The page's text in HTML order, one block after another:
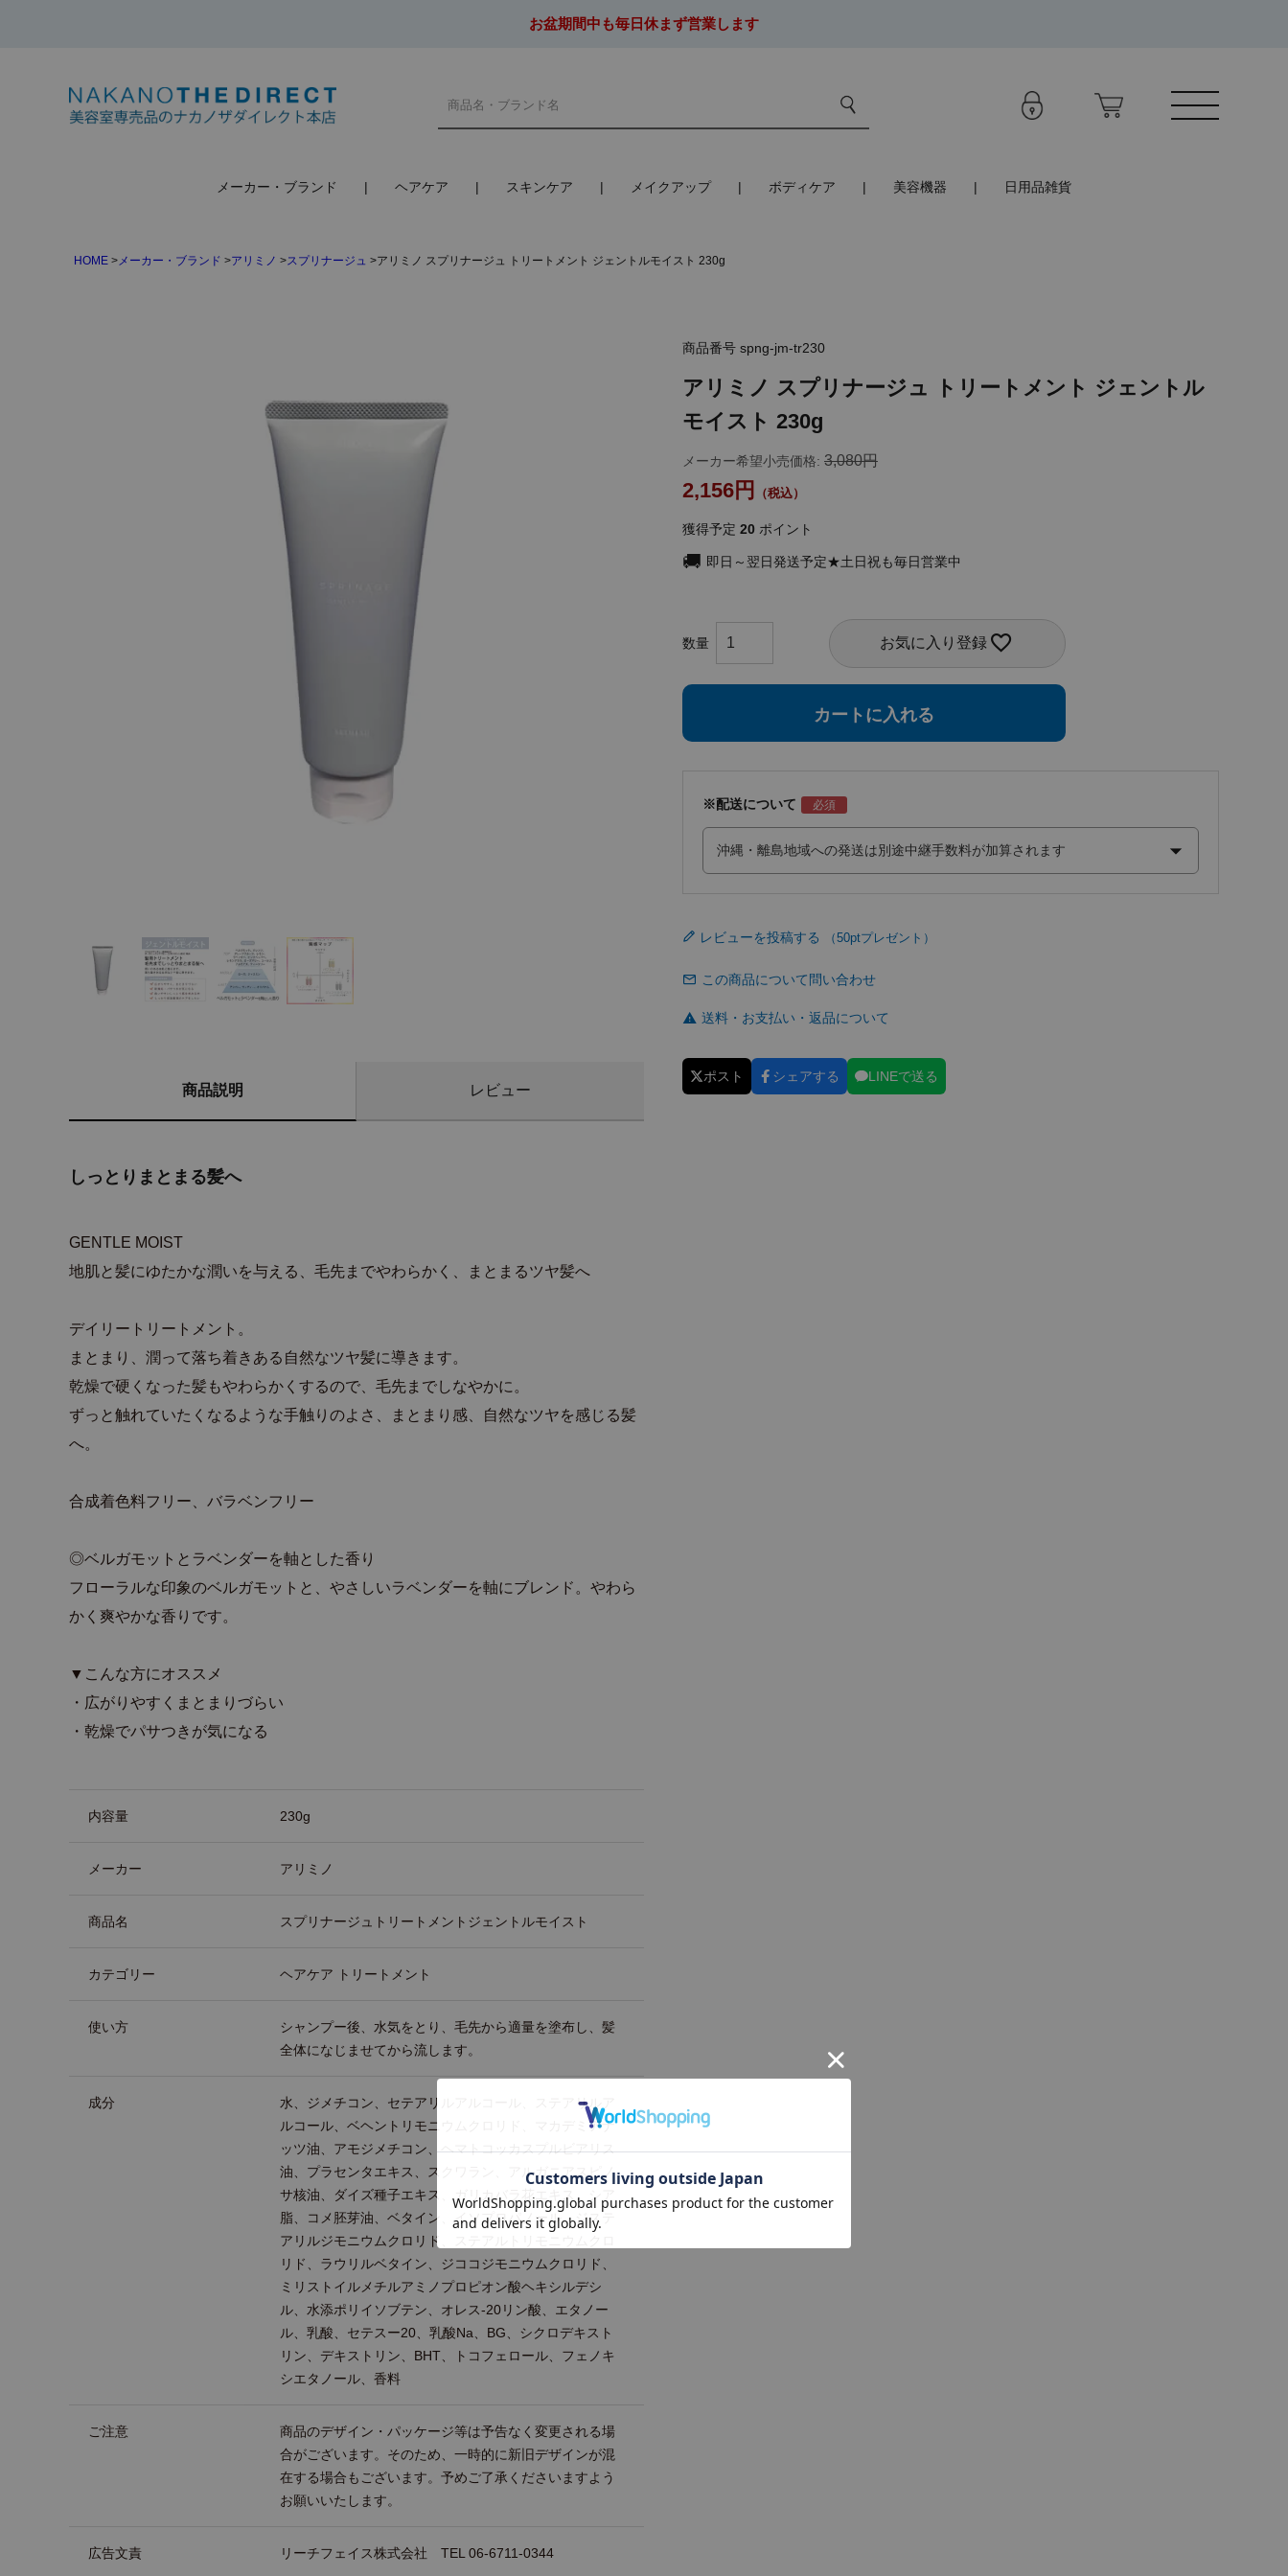
お盆期間中も毎日休まず営業します
メーカー・ブランド ヘアケア スキンケア メイクアップ ボディケア 美容機器 日用品雑貨
HOME メーカー・ブランド アリミノ スプリナージュ アリミノ スプリナージュ トリートメント ジェントルモイスト 230g
商品説明 レビュー
しっとりまとまる髪へ
GENTLE MOIST
地肌と髪にゆたかな潤いを与える、毛先までやわらかく、まとまるツヤ髪へ
デイリートリートメント。
まとまり、潤って落ち着きある自然なツヤ髪に導きます。
乾燥で硬くなった髪もやわらかくするので、毛先までしなやかに。
ずっと触れていたくなるような手触りのよさ、まとまり感、自然なツヤを感じる髪
へ。
合成着色料フリー、バラベンフリー
◎ベルガモットとラベンダーを軸とした香り
フローラルな印象のベルガモットと、やさしいラベンダーを軸にブレンド。やわら
かく爽やかな香りです。
▼こんな方にオススメ
・広がりやすくまとまりづらい
・乾燥でパサつきが気になる
内容量 230g
メーカー アリミノ
商品名 スプリナージュトリートメントジェントルモイスト
カテゴリー ヘアケア トリートメント
使い方
シャンプー後、水気をとり、毛先から適量を塗布し、髪
全体になじませてから流します。
成分
水、ジメチコン、セテアリルアルコール、ステアリルア
ルコール、ベヘントリモニウムクロリド、マカデミアナ
ッツ油、アモジメチコン、ヘマトコッカスプルビアリス
油、プラセンタエキス、スクワラン、アルガニアスピノ
サ核油、ダイズ種子エキス、ガリカバラ花エキス、シア
脂、コメ胚芽油、ベタイン、イソプロパノール、ジステ
アリルジモニウムクロリド、ステアルトリモニウムクロ
リド、ラウリルベタイン、ジココジモニウムクロリド、
ミリストイルメチルアミノプロピオン酸ヘキシルデシ
ル、水添ポリイソブテン、オレス-20リン酸、エタノー
ル、乳酸、セテスー20、乳酸Na、BG、シクロデキスト
リン、デキストリン、BHT、トコフェロール、フェノキ
シエタノール、香料
ご注意
商品のデザイン・パッケージ等は予告なく変更される場
合がございます。そのため、一時的に新旧デザインが混
在する場合もございます。予めご了承くださいますよう
お願いいたします。
広告文責 リーチフェイス株式会社 TEL 06-6711-0344
商品番号 spng-jm-tr230
アリミノ スプリナージュ トリートメント ジェントル
モイスト 230g
メーカー希望小売価格: 3,080
2,156
獲得予定 20 ポイント
即日～翌日発送予定★土日祝も毎日営業中
お気に入り登録
カートに入れる
※配送について
レビューを投稿する
この商品について問い合わせ
送料・お支払い・返品について
ポスト シェアする LINEで送る